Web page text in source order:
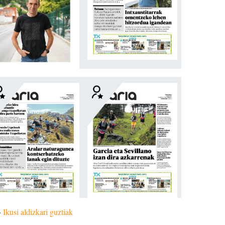
Ikusi aldizkari guztiak